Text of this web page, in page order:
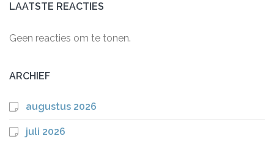
LAATSTE REACTIES
Geen reacties om te tonen.
ARCHIEF
augustus 2026
juli 2026